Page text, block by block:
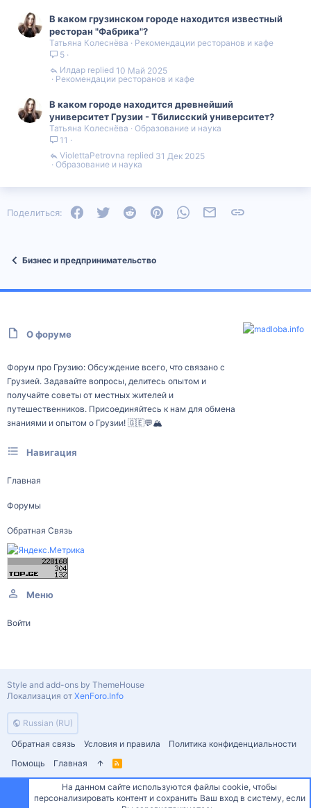
В каком грузинском городе находится известный
ресторан "Фабрика"?
Татьяна Колеснёва
Рекомендации ресторанов и кафе
5
Рекомендации ресторанов и кафе
10 Май 2025
Илдар
В каком городе находится древнейший
университет Грузии - Тбилисский университет?
Татьяна Колеснёва
Образование и наука
11
Образование и наука
31 Дек 2025
ViolettaPetrovna
Поделиться: FacebookTwitter Reddit PinterestWhatsAppЭлектронная почта
Бизнес и предпринимательство
О форуме
Форум про Грузию: Обсуждение всего, что связано с
Грузией. Задавайте вопросы, делитесь опытом и
получайте советы от местных жителей и
путешественников. Присоединяйтесь к нам для обмена
знаниями и опытом о Грузии! 🇬🇪💬🏔️
Навигация
Главная
Форумы
Обратная Связь
Меню
Войти
Russian (RU)
Обратная связь
Условия и правила
Политика конфиденциальности
Помощь
Главная
R
S
Style and add-ons by ThemeHouse
Локализация от XenForo.Info
СверхуСнизу
На данном сайте используются файлы cookie, чтобы
персонализировать контент и сохранить Ваш вход в систему, если